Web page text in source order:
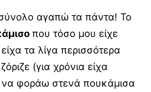
αγαπώ τα πάντα! Το
που τόσο μου είχε
τα λίγα περισσότερα
(για χρόνια είχα
να φοράω στενά πουκάμισα